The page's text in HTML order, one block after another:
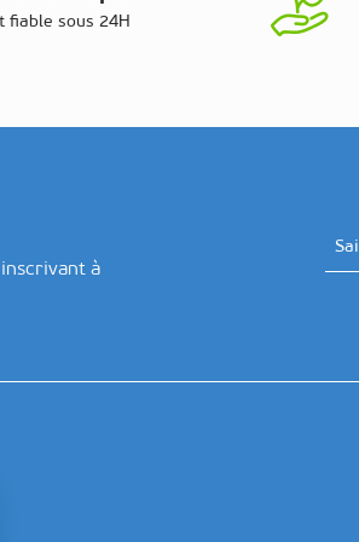
→
→
→
→
→
→
→
→
→
fiable sous 24H
à